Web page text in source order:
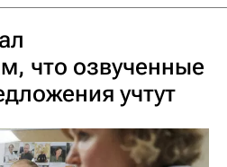
что озвученные
учтут